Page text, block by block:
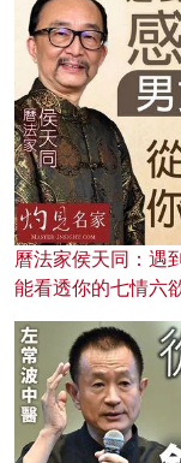
曆法家侯天同：遇
能看透你的七情六